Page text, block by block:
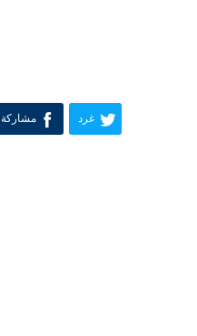
غرد مشاركة